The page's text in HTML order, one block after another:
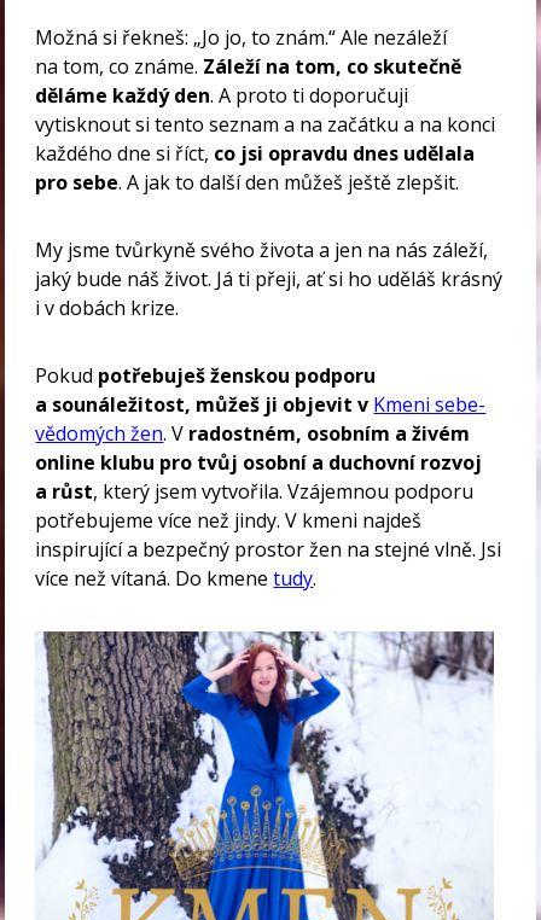
Možná si řekneš: „Jo jo, to znám.“ Ale nezáleží
na tom, co známe. Záleží na tom, co skutečně
děláme každý den. A proto ti doporučuji
vytisknout si tento seznam a na začátku a na konci
každého dne si říct, co jsi opravdu dnes udělala
pro sebe. A jak to další den můžeš ještě zlepšit.
My jsme tvůrkyně svého života a jen na nás záleží,
jaký bude náš život. Já ti přeji, ať si ho uděláš krásný
i v dobách krize.
Pokud potřebuješ ženskou podporu
a sounáležitost, můžeš ji objevit v Kmeni sebe-
vědomých žen. V radostném, osobním a živém
online klubu pro tvůj osobní a duchovní rozvoj
a růst, který jsem vytvořila. Vzájemnou podporu
potřebujeme více než jindy. V kmeni najdeš
inspirující a bezpečný prostor žen na stejné vlně. Jsi
více než vítaná. Do kmenetudy.